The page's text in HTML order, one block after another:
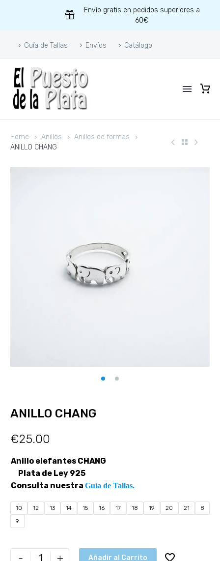
Envío gratis en pedidos superiores a
60€
Guía de Tallas Envíos Catálogo
Home Anillos
Anillos de formas
ANILLO CHANG
ANILLO CHANG
€25.00
Anillo elefantes CHANG
Plata de Ley 925
Consulta nuestraGuía de Tallas.
10 12 13 14 15 16 17 18 19 20 21
8
9
- + Añadir al Carrito